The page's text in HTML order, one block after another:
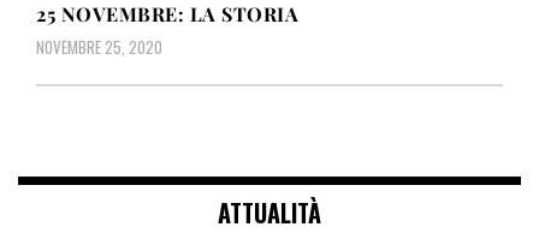
25 NOVEMBRE: LA STORIA
NOVEMBRE 25, 2020
ATTUALITÀ